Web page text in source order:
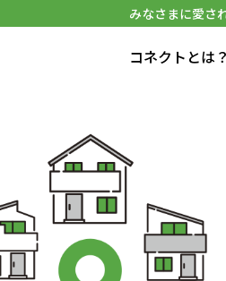
みなさまに愛さ
コネクトとは？